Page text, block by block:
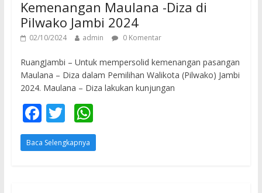
Kemenangan Maulana -Diza di
Pilwako Jambi 2024
02/10/2024 admin 0 Komentar
RuangJambi – Untuk mempersolid kemenangan pasangan
Maulana – Diza dalam Pemilihan Walikota (Pilwako) Jambi
2024. Maulana – Diza lakukan kunjungan
F
ac
e
T
w
itt
W
h
at
Baca Selengkapnya